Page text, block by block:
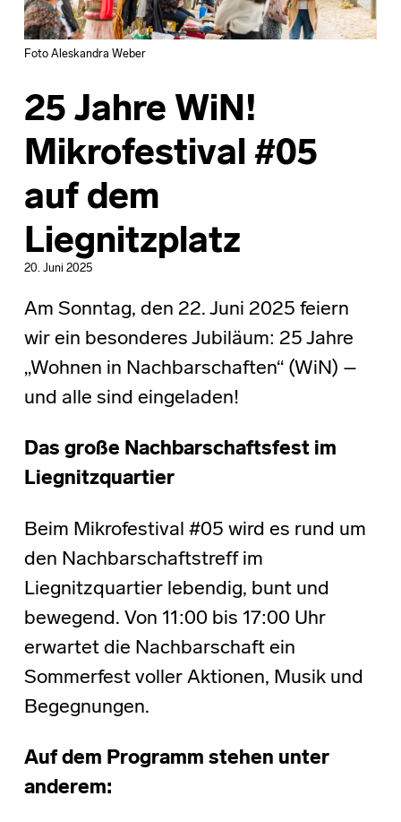
Foto Aleskandra Weber
25 Jahre WiN!
Mikrofestival #05
auf dem
Liegnitzplatz
20. Juni 2025
Am Sonntag, den 22. Juni 2025 feiern
wir ein besonderes Jubiläum: 25 Jahre
„Wohnen in Nachbarschaften“ (WiN) –
und alle sind eingeladen!
Das große Nachbarschaftsfest im
Liegnitzquartier
Beim Mikrofestival #05 wird es rund um
den Nachbarschaftstreff im
Liegnitzquartier lebendig, bunt und
bewegend. Von 11:00 bis 17:00 Uhr
erwartet die Nachbarschaft ein
Sommerfest voller Aktionen, Musik und
Begegnungen.
Auf dem Programm stehen unter
anderem: